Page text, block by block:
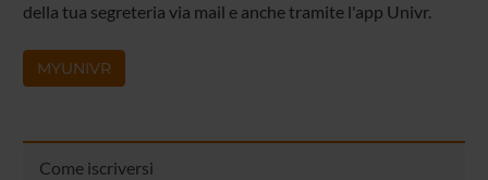
della tua segreteria via mail e anche tramite l'app Univr.
MYUNIVR
Come iscriversi